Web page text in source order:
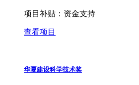
项目补贴： 资金支持
查看项目
华夏建设科学技术奖